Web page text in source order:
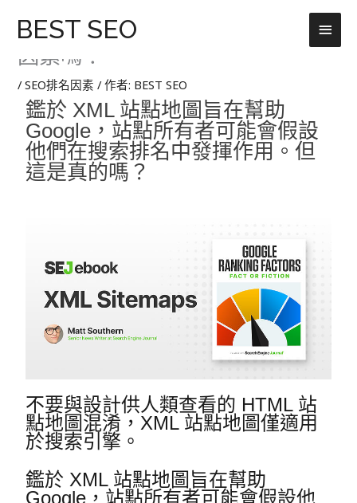
BEST SEO
主
要
84.XML 站點地圖是 Google 排名
因素嗎？
/SEO排名因素 / 作者: BEST SEO
鑑於 XML 站點地圖旨在幫助
Google，站點所有者可能會假設
他們在搜索排名中發揮作用。但
這是真的嗎？
不要與設計供人類查看的 HTML 站
點地圖混淆，XML 站點地圖僅適用
於搜索引擎。
鑑於 XML 站點地圖旨在幫助
Google，站點所有者可能會假設他